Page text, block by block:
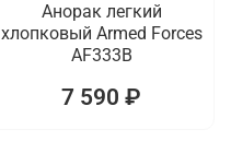
Анорак легкий
хлопковый Armed Forces
AF333B
7 590 ₽